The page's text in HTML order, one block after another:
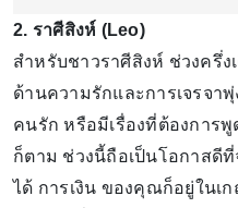
2. ราศีสิงห์ (Leo)
สำหรับชาวราศีสิงห์ ช่วงครึ่ง
ด้านความรักและการเจรจ
คนรัก หรือมีเรื่องที่ต้องการ
ก็ตาม ช่วงนี้ถือเป็นโอกาสดี
ได้ การเงิน ของคุณก็อยู่ในเ